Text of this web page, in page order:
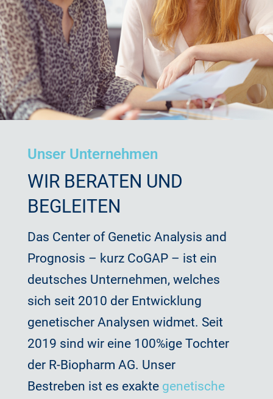
Unser Unternehmen
WIR BERATEN UND
BEGLEITEN
Das Center of Genetic Analysis and
Prognosis – kurz CoGAP – ist ein
deutsches Unternehmen, welches
sich seit 2010 der Entwicklung
genetischer Analysen widmet. Seit
2019 sind wir eine 100%ige Tochter
der R-Biopharm AG. Unser
Bestreben ist es exakte genetische